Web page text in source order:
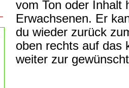
vom Ton oder Inhalt
Erwachsenen. Er
du wieder zurück
oben rechts auf das
weiter zur